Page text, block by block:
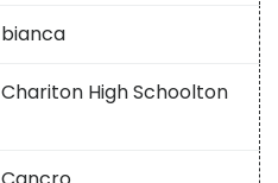
bianca
Chariton High Schoolton